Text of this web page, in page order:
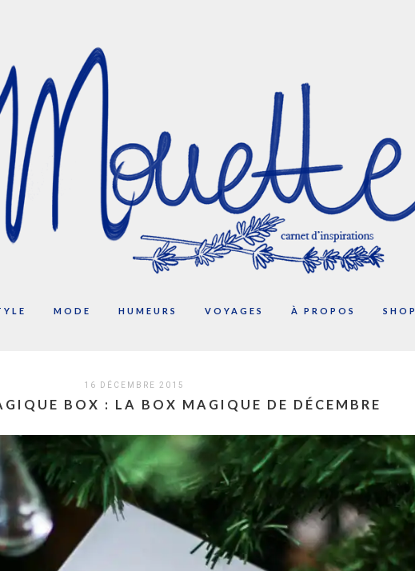
MODE HUMEURS VOYAGES À PROPOS SHOP
16 DÉCEMBRE 2015
BOX : LA BOX MAGIQUE DE DÉCEMBRE